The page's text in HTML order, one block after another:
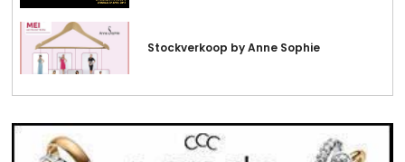
Stockverkoop by Anne Sophie